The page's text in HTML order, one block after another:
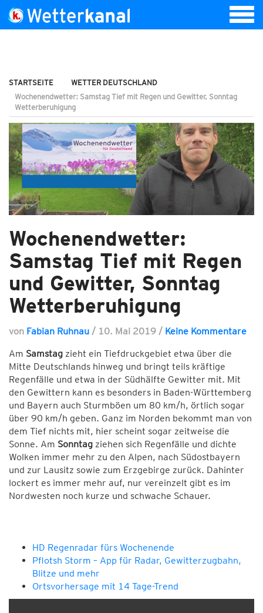
STARTSEITE
WETTER DEUTSCHLAND
Wochenendwetter: Samstag Tief mit Regen und Gewitter, Sonntag
Wetterberuhigung
Wochenendwetter:
Samstag Tief mit Regen
und Gewitter, Sonntag
Wetterberuhigung
von Fabian Ruhnau / 10. Mai 2019 / Keine Kommentare
Am Samstag zieht ein Tiefdruckgebiet etwa über die
Mitte Deutschlands hinweg und bringt teils kräftige
Regenfälle und etwa in der Südhälfte Gewitter mit. Mit
den Gewittern kann es besonders in Baden-Württemberg
und Bayern auch Sturmböen um 80 km/h, örtlich sogar
über 90 km/h geben. Ganz im Norden bekommt man von
dem Tief nichts mit, hier scheint sogar zeitweise die
Sonne. Am Sonntag ziehen sich Regenfälle und dichte
Wolken immer mehr zu den Alpen, nach Südostbayern
und zur Lausitz sowie zum Erzgebirge zurück. Dahinter
lockert es immer mehr auf, nur vereinzelt gibt es im
Nordwesten noch kurze und schwache Schauer.
HD Regenradar fürs Wochenende
Pflotsh Storm – App für Radar, Gewitterzugbahn,
Blitze und mehr
Ortsvorhersage mit 14 Tage-Trend